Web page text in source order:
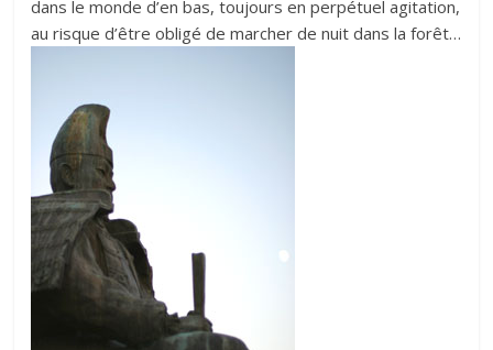
dans le monde d’en bas, toujours en perpétuel agitation,
au risque d’être obligé de marcher de nuit dans la forêt…